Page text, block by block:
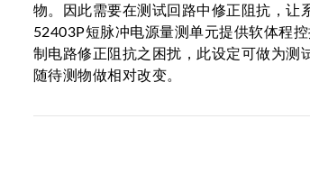
物。因此需要在测试回路中修正阻抗，让
52403P短脉冲电源量测单元提供软体程
制电路修正阻抗之困扰，此设定可做为测
随待测物做相对改变。